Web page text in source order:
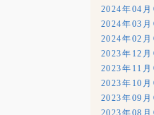
2024年04月
2024年03月
2024年02月
2023年12月
2023年11月
2023年10月
2023年09月
2023年08月